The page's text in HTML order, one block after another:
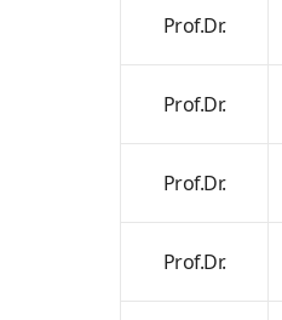
Prof.Dr.
Prof.Dr.
Prof.Dr.
Prof.Dr.